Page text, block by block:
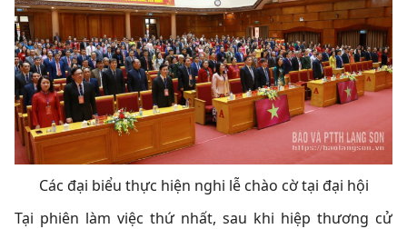
Các đại biểu thực hiện nghi lễ chào cờ tại đại hội
Tại phiên làm việc thứ nhất, sau khi hiệp thương cử